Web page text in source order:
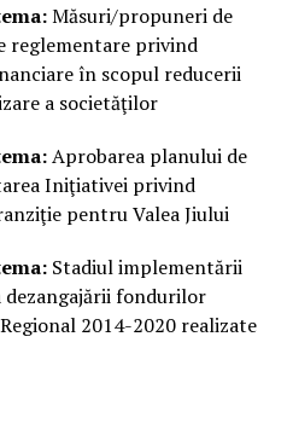
Măsuri/propuneri de
reglementare privind
în scopul reducerii
a societăţilor
Aprobarea planului de
Iniţiativei privind
pentru Valea Jiului
Stadiul implementării
fondurilor
2014-2020 realizate